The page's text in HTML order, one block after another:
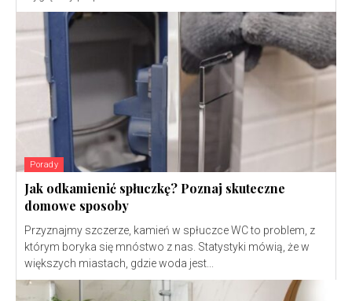
Porady
Jak odkamienić spłuczkę? Poznaj skuteczne
domowe sposoby
Przyznajmy szczerze, kamień w spłuczce WC to problem, z
którym boryka się mnóstwo z nas. Statystyki mówią, że w
większych miastach, gdzie woda jest...